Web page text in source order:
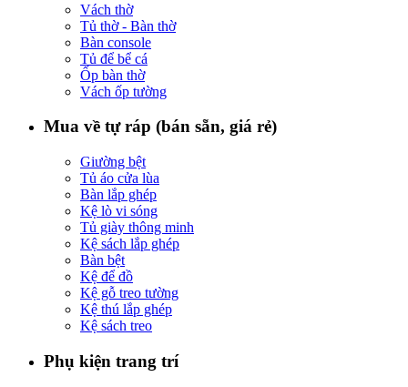
Vách thờ
Tủ thờ - Bàn thờ
Bàn console
Tủ để bể cá
Ốp bàn thờ
Vách ốp tường
Mua về tự ráp (bán sẵn, giá rẻ)
Giường bệt
Tủ áo cửa lùa
Bàn lắp ghép
Kệ lò vi sóng
Tủ giày thông minh
Kệ sách lắp ghép
Bàn bệt
Kệ để đồ
Kệ gỗ treo tường
Kệ thú lắp ghép
Kệ sách treo
Phụ kiện trang trí